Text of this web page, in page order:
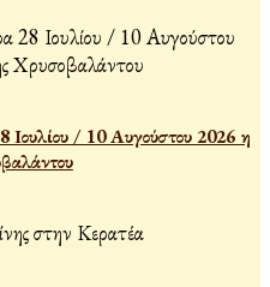
Ιουλίου / 10 Αυγούστου 2026 η